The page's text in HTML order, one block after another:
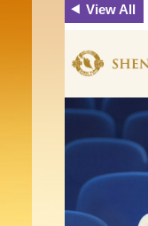
View All